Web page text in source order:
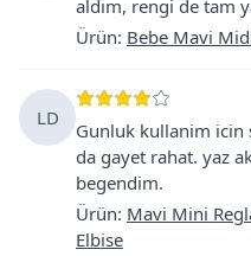
aldım, rengi de tam
Ürün: Bebe Mavi
LD
Gunluk kullanim icin
da gayet rahat. yaz
begendim.
Ürün: Mavi Mini
Elbise